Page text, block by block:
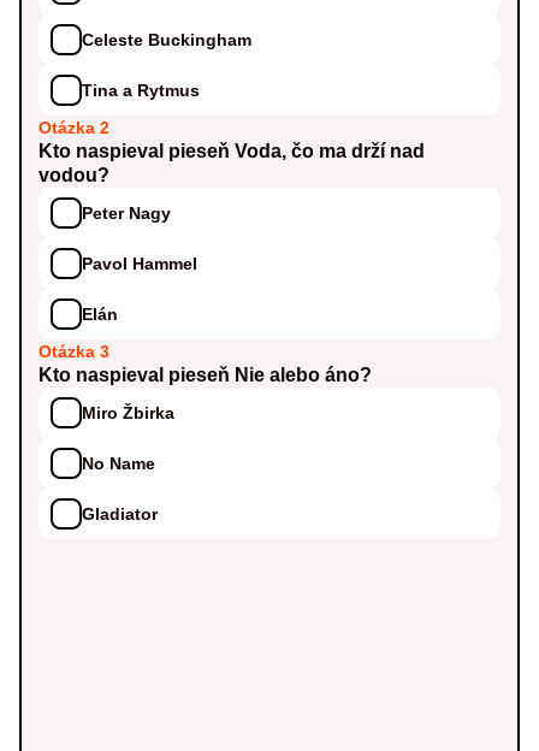
Celeste Buckingham
Tina a Rytmus
Otázka 2
Kto naspieval pieseň Voda, čo ma drží nad
vodou?
Peter Nagy
Pavol Hammel
Elán
Otázka 3
Kto naspieval pieseň Nie alebo áno?
Miro Žbirka
No Name
Gladiator